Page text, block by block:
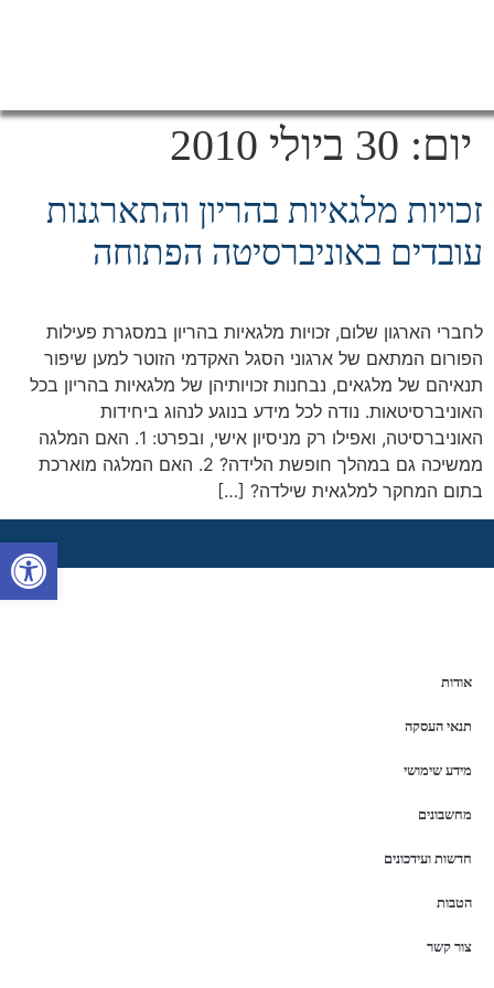
יום: 30 ביולי 2010
זכויות מלגאיות בהריון והתארגנות
עובדים באוניברסיטה הפתוחה
לחברי הארגון שלום, זכויות מלגאיות בהריון במסגרת פעילות
הפורום המתאם של ארגוני הסגל האקדמי הזוטר למען שיפור
תנאיהם של מלגאים, נבחנות זכויותיהן של מלגאיות בהריון בכל
האוניברסיטאות. נודה לכל מידע בנוגע לנהוג ביחידות
האוניברסיטה, ואפילו רק מניסיון אישי, ובפרט: 1. האם המלגה
ממשיכה גם במהלך חופשת הלידה? 2. האם המלגה מוארכת
בתום המחקר למלגאית שילדה? […]
אודות
תנאי העסקה
מידע שימושי
מחשבונים
חדשות ועידכונים
הטבות
צור קשר
פתח